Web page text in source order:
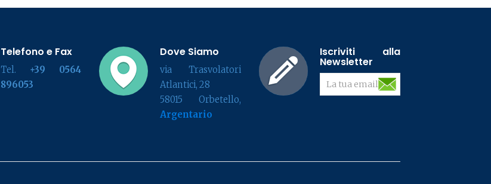
Telefono e Fax
Tel. +39 0564
896053
Dove Siamo
via Trasvolatori
Atlantici, 28
58015 Orbetello,
Argentario
Iscriviti alla
Newsletter